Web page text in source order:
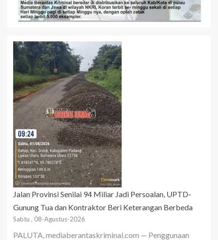
Jalan Provinsi Senilai 94 Miliar Jadi Persoalan, UPTD-
Gunung Tua dan Kontraktor Beri Keterangan Berbeda
Sabtu , 08-Agustus-2026
PALUTA, mediaberantaskriminal.com — Penggunaan